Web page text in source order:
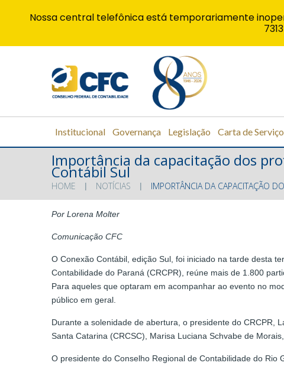
Institucional Governança Legislação Carta de
Importância da capacitação dos
Contábil Sul
HOME NOTÍCIAS IMPORTÂNCIA DA CAPACITAÇÃO
Por Lorena Molter
Comunicação CFC
O Conexão Contábil, edição Sul, foi iniciado na tarde desta
Contabilidade do Paraná (CRCPR), reúne mais de 1.800
Para aqueles que optaram em acompanhar ao evento no
público em geral.
Durante a solenidade de abertura, o presidente do CRCPR,
Santa Catarina (CRCSC), Marisa Luciana Schvabe de
O presidente do Conselho Regional de Contabilidade do
Nossa central telefônica está temporariamente